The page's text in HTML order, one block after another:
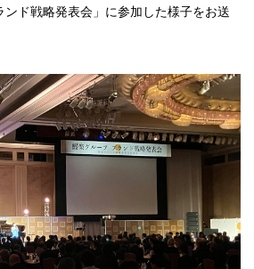
ンド戦略発表会」に参加した様子をお送